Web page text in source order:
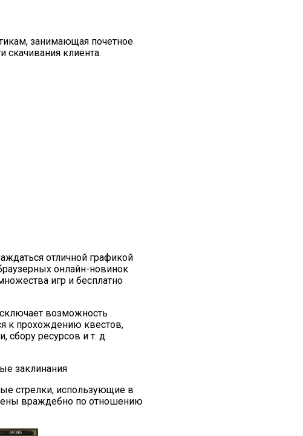
занимающая почетное
скачивания клиента.
отличной графикой
онлайн-новинок
игр и бесплатно
возможность
к прохождению квестов,
сбору ресурсов и т. д.
заклинания
стрелки, использующие в
враждебно по отношению